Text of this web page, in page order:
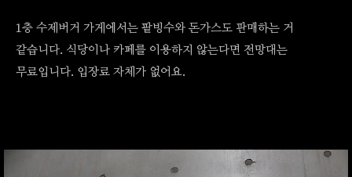
1층 수제버거 가게에서는 팥빙수와 돈가스도 판매하는 거
같습니다. 식당이나 카페를 이용하지 않는다면 전망대는
무료입니다. 입장료 자체가 없어요.